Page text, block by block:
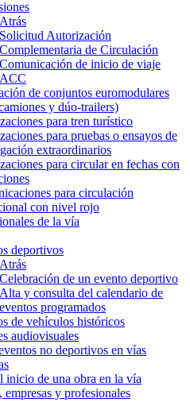
Atrás
Solicitud Autorización
Complementaria de Circulación
Comunicación de inicio de viaje
ACC
de conjuntos euromodulares
y dúo-trailers)
para tren turístico
para pruebas o ensayos de
extraordinarios
para circular en fechas con
para circulación
con nivel rojo
de la vía
deportivos
Atrás
Celebración de un evento deportivo
Alta y consulta del calendario de
eventos programados
de vehículos históricos
audiovisuales
no deportivos en vías
inicio de una obra en la vía
empresas y profesionales